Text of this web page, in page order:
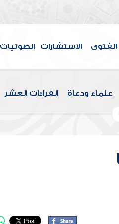
الفتوى الاستشارات الصوتيات
علماء ودعاة القراءات العشر